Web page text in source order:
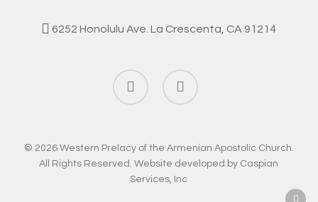
6252 Honolulu Ave. La Crescenta, CA 91214
facebook instagram
© 2026 Western Prelacy of the Armenian Apostolic Church.
All Rights Reserved. Website developed by Caspian
Services, Inc